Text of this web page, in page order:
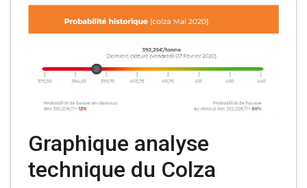
Graphique analyse
technique du Colza